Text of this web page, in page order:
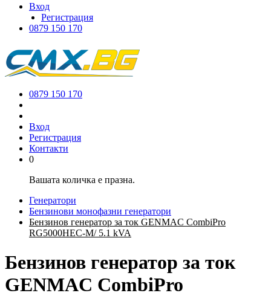
Вход
Регистрация
0879 150 170
0879 150 170
Вход
Регистрация
Контакти
0
Вашата количка е празна.
Генератори
Бензинови монофазни генератори
Бензинов генератор за ток GENMAC CombiPro
RG5000HEC-M/ 5.1 kVA
Бензинов генератор за ток
GENMAC CombiPro